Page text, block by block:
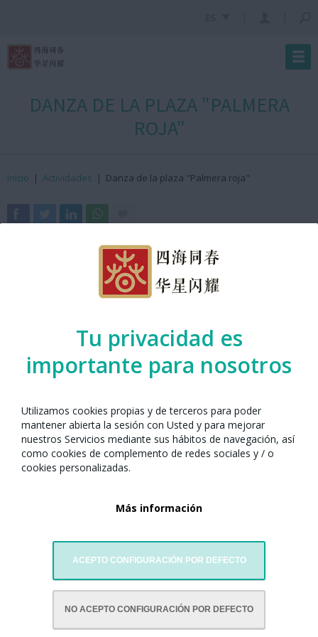
Tu privacidad es
importante para nosotros
Utilizamos cookies propias y de terceros para poder
mantener abierta la sesión con Usted y para mejorar
nuestros Servicios mediante sus hábitos de navegación, así
como cookies de complemento de redes sociales y / o
cookies personalizadas.
Más información
ACEPTO CONFIGURACIÓN POR DEFECTO
NO ACEPTO CONFIGURACIÓN POR DEFECTO
DANZA DE LA PLAZA "PALMERA
ROJA"
Inicio | Actividades | Danza de la plaza "Palmera roja"
Arc de Triomf
21 de enero de 2023
18:04h GMT +2